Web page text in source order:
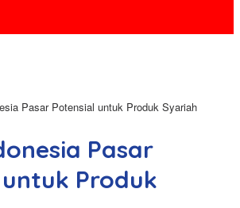
Pasar Potensial untuk Produk Syariah
Pasar
Produk